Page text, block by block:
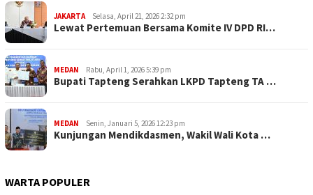
JAKARTA Selasa, April 21, 2026 2:32 pm
Lewat Pertemuan Bersama Komite IV DPD RI…
MEDAN Rabu, April 1, 2026 5:39 pm
Bupati Tapteng Serahkan LKPD Tapteng TA …
MEDAN Senin, Januari 5, 2026 12:23 pm
Kunjungan Mendikdasmen, Wakil Wali Kota …
WARTA POPULER